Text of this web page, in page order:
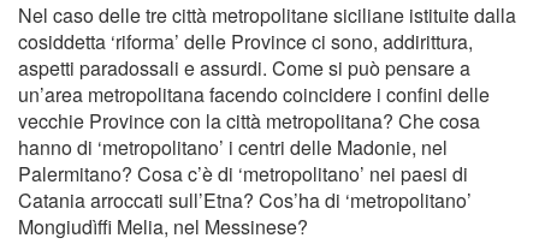
Nel caso delle tre città metropolitane siciliane istituite dalla
cosiddetta ‘riforma’ delle Province ci sono, addirittura,
aspetti paradossali e assurdi. Come si può pensare a
un’area metropolitana facendo coincidere i confini delle
vecchie Province con la città metropolitana? Che cosa
hanno di ‘metropolitano’ i centri delle Madonie, nel
Palermitano? Cosa c’è di ‘metropolitano’ nei paesi di
Catania arroccati sull’Etna? Cos’ha di ‘metropolitano’
Mongiudìffi Melia, nel Messinese?